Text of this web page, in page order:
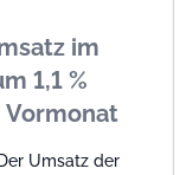
im
1,1 %
Umsatz der